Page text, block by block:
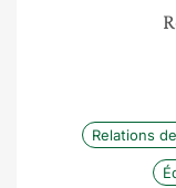
Relations